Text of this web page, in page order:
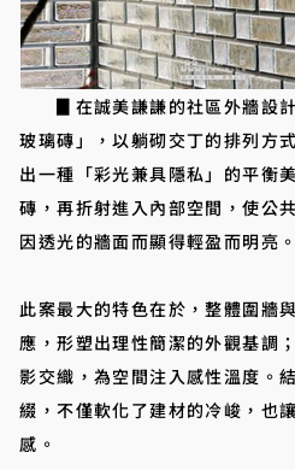
▊在誠美謙謙的社區外牆設計
玻璃磚」，以躺砌交丁的排列方
出一種「彩光兼具隱私」的平衡
磚，再折射進入內部空間，使公
因透光的牆面而顯得輕盈而明亮。
此案最大的特色在於，整體圍牆
應，形塑出理性簡潔的外觀基調
影交織，為空間注入感性溫度。
綴，不僅軟化了建材的冷峻，也
感。